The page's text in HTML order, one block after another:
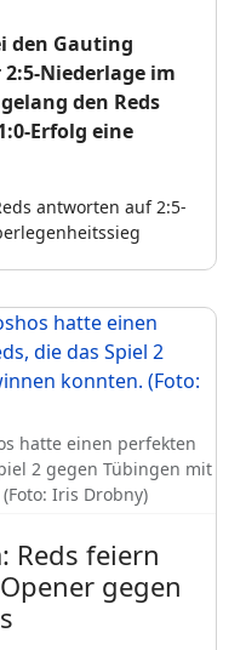
den Gauting
Niederlage im
den Reds
Erfolg eine
antworten auf 2:5-
hatte einen perfekten
2 gegen Tübingen mit
Iris Drobny)
Reds feiern
gegen